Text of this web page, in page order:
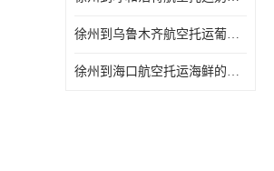
徐州到乌鲁木齐航空托运葡萄干的包装 空运专线-一站式服务
徐州到海口航空托运海鲜的运输时间 空运专线-一站式服务